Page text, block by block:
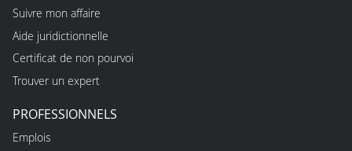
Suivre mon affaire
Aide juridictionnelle
Certificat de non pourvoi
Trouver un expert
PROFESSIONNELS
Emplois